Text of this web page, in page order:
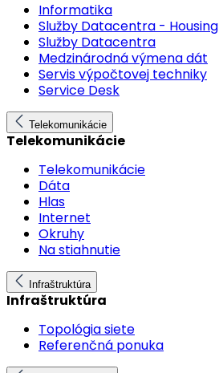
Informatika
Služby Datacentra - Housing
Služby Datacentra
Medzinárodná výmena dát
Servis výpočtovej techniky
Service Desk
Telekomunikácie
Telekomunikácie
Telekomunikácie
Dáta
Hlas
Internet
Okruhy
Na stiahnutie
Infraštruktúra
Infraštruktúra
Topológia siete
Referenčná ponuka